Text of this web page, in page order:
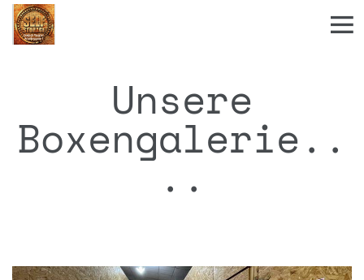
Unsere
Boxengalerie..
..